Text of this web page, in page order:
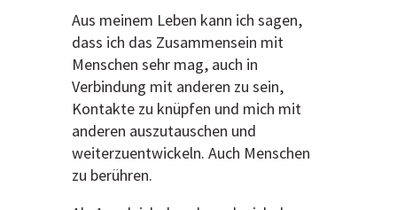
Aus meinem Leben kann ich sagen,
dass ich das Zusammensein mit
Menschen sehr mag, auch in
Verbindung mit anderen zu sein,
Kontakte zu knüpfen und mich mit
anderen auszutauschen und
weiterzuentwickeln. Auch Menschen
zu berühren.